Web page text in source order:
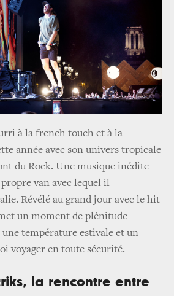
à la french touch et à la
année avec son univers tropicale
du Rock. Une musique inédite
van avec lequel il
Révélé au grand jour avec le hit
un moment de plénitude
température estivale et un
voyager en toute sécurité.
la rencontre entre